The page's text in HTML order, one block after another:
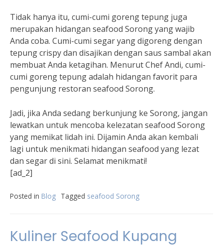
Tidak hanya itu, cumi-cumi goreng tepung juga
merupakan hidangan seafood Sorong yang wajib
Anda coba. Cumi-cumi segar yang digoreng dengan
tepung crispy dan disajikan dengan saus sambal akan
membuat Anda ketagihan. Menurut Chef Andi, cumi-
cumi goreng tepung adalah hidangan favorit para
pengunjung restoran seafood Sorong.
Jadi, jika Anda sedang berkunjung ke Sorong, jangan
lewatkan untuk mencoba kelezatan seafood Sorong
yang memikat lidah ini. Dijamin Anda akan kembali
lagi untuk menikmati hidangan seafood yang lezat
dan segar di sini. Selamat menikmati!
[ad_2]
Posted in Blog Tagged seafood Sorong
Kuliner Seafood Kupang